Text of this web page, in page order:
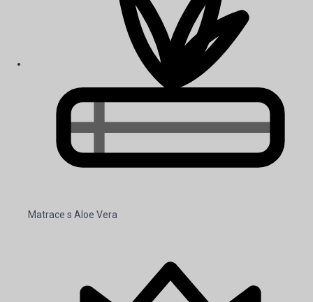
Matrace s Aloe Vera